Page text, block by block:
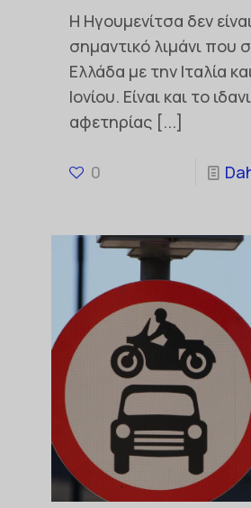
Η Ηγουμενίτσα δεν
σημαντικό λιμάνι που
Ελλάδα με την Ιταλία
Ιονίου. Είναι και το
αφετηρίας[...]
0